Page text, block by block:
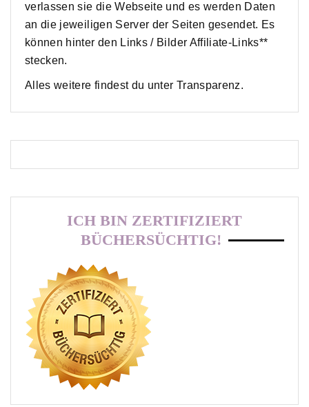
verlassen sie die Webseite und es werden Daten
an die jeweiligen Server der Seiten gesendet. Es
können hinter den Links / Bilder Affiliate-Links**
stecken.
Alles weitere findest du unter Transparenz.
ICH BIN ZERTIFIZIERT
BÜCHERSÜCHTIG!